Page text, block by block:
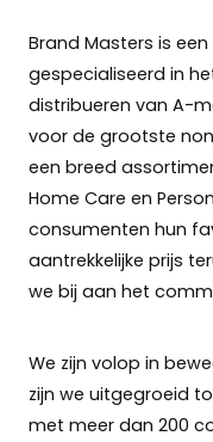
Brand Masters is
gespecialiseerd in
distribueren van A-
voor de grootste
een breed
Home Care en
consumenten hun
aantrekkelijke prijs
we bij aan het
We zijn volop in
zijn we uitgegroeid
met meer dan 200